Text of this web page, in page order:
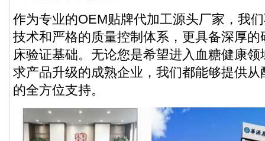
作为专业的OEM贴牌代加工源头厂家，我
技术和严格的质量控制体系，更具备深厚
床验证基础。无论您是希望进入血糖健康
求产品升级的成熟企业，我们都能够提供
的全方位支持。